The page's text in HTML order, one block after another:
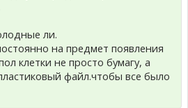
ли.
на предмет появления
клетки не просто бумагу, а
файл.чтобы все было